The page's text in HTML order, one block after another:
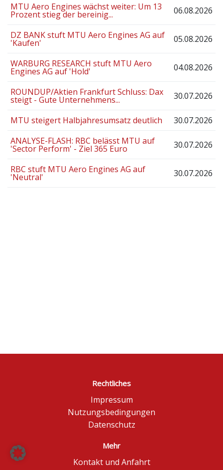
MTU Aero Engines wächst weiter: Um 13
Prozent stieg der bereinig... 06.08.2026
DZ BANK stuft MTU Aero Engines AG auf
'Kaufen' 05.08.2026
WARBURG RESEARCH stuft MTU Aero
Engines AG auf 'Hold' 04.08.2026
ROUNDUP/Aktien Frankfurt Schluss: Dax
steigt - Gute Unternehmens... 30.07.2026
MTU steigert Halbjahresumsatz deutlich
30.07.2026
ANALYSE-FLASH: RBC belässt MTU auf
'Sector Perform' - Ziel 365 Euro 30.07.2026
RBC stuft MTU Aero Engines AG auf
'Neutral' 30.07.2026
Rechtliches
Impressum
Nutzungsbedingungen
Datenschutz
Mehr
Kontakt und Anfahrt